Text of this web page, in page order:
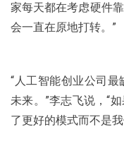
家每天都在考虑硬件
会一直在原地打转。”
“人工智能创业公司
未来。”李志飞说，“
了更好的模式而不是